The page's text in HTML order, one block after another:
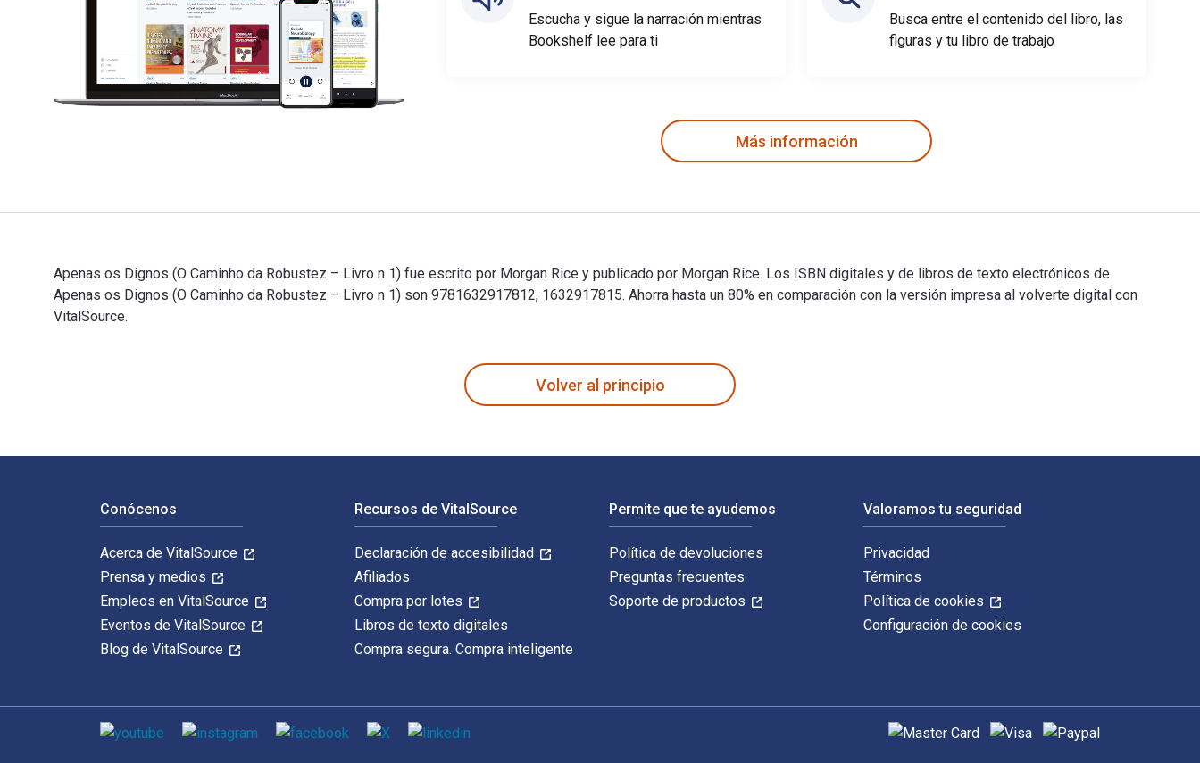
Escucha y sigue la narración mientras
Bookshelf lee para ti
Busca entre el contenido del libro, las
figuras y tu libro de trabajo
Más información
Apenas os Dignos (O Caminho da Robustez – Livro n 1) fue escrito por Morgan Rice y publicado por Morgan Rice. Los ISBN digitales y de libros de texto electrónicos de
Apenas os Dignos (O Caminho da Robustez – Livro n 1) son 9781632917812, 1632917815. Ahorra hasta un 80% en comparación con la versión impresa al volverte digital con
VitalSource.
Volver al principio
Conócenos
Acerca de VitalSource
Prensa y medios
Empleos en VitalSource
Eventos de VitalSource
Blog de VitalSource
Recursos de VitalSource
Declaración de accesibilidad
Afiliados
Compra por lotes
Libros de texto digitales
Compra segura. Compra inteligente
Permite que te ayudemos
Política de devoluciones
Preguntas frecuentes
Soporte de productos
Valoramos tu seguridad
Privacidad
Términos
Política de cookies
Configuración de cookies
Medios de comunicación social Métodos de pago admitidos